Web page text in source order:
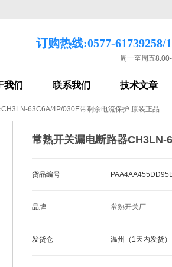
订购热线:0577-61739258/
周一至周五
我们 联系我们 技术文章
63C6A/4P/030E带剩余电流保护 原装正品
常熟开关漏电断路器CH3LN-
货品编号
品牌 常熟开关厂
发货仓 温州（1天内发货）